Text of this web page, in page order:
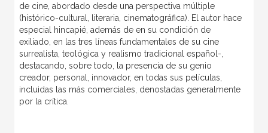
de cine, abordado desde una perspectiva múltiple
(histórico-cultural, literaria, cinematográfica). El autor hace
especial hincapié, además de en su condición de
exiliado, en las tres líneas fundamentales de su cine
surrealista, teológica y realismo tradicional español-,
destacando, sobre todo, la presencia de su genio
creador, personal, innovador, en todas sus películas,
incluidas las más comerciales, denostadas generalmente
por la crítica.